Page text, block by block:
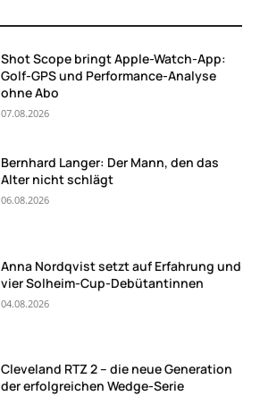
Shot Scope bringt Apple-Watch-App:
Golf-GPS und Performance-Analyse
ohne Abo
07.08.2026
Bernhard Langer: Der Mann, den das
Alter nicht schlägt
06.08.2026
Anna Nordqvist setzt auf Erfahrung und
vier Solheim-Cup-Debütantinnen
04.08.2026
Cleveland RTZ 2 – die neue Generation
der erfolgreichen Wedge-Serie